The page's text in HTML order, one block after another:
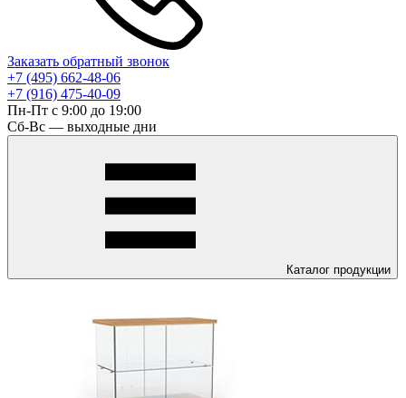
Заказать обратный звонок
+7 (495) 662-48-06
+7 (916) 475-40-09
Пн-Пт с 9:00 до 19:00
Сб-Вс — выходные дни
Каталог продукции